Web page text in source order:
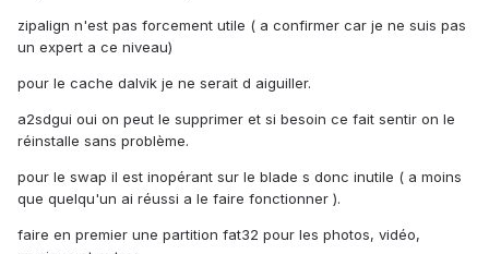
zipalign n'est pas forcement utile ( a confirmer car je ne suis pas
un expert a ce niveau)
pour le cache dalvik je ne serait d aiguiller.
a2sdgui oui on peut le supprimer et si besoin ce fait sentir on le
réinstalle sans problème.
pour le swap il est inopérant sur le blade s donc inutile ( a moins
que quelqu'un ai réussi a le faire fonctionner ).
faire en premier une partition fat32 pour les photos, vidéo,